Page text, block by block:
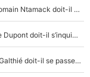
XV de France - Matthieu Jalibert a tout changé : Romain Ntamack doit-il s’inquiéter pour sa place à un an de la Coupe du monde ?
«Le XV de France est meilleur avec Lucu» : Antoine Dupont doit-il s’inquiéter pour sa place ?
Le XV de France a trouvé son remplaçant : Fabien Galthié doit-il se passer d'Antoine Dupont ?